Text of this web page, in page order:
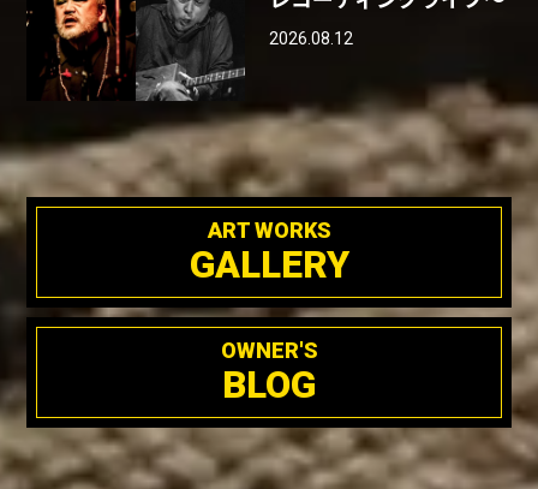
2026.08.12
ART WORKS
GALLERY
OWNER'S
BLOG